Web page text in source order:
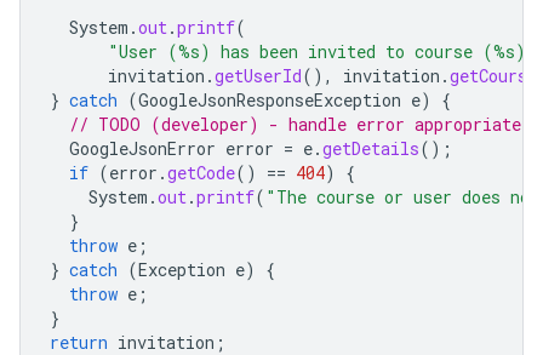
System .out.printf(
"User (%s) has been invited to course
invitation .getUserId(), invitation .
} catch (GoogleJsonResponseException e)
{
// TODO (developer) - handle error appropriately
GoogleJsonError error = e.getDetails();
if (error .getCode() == 404)
{
System .out.printf( "The course or user does
}
throw e ;
} catch (Exception e)
{
throw e ;
}
return invitation ;